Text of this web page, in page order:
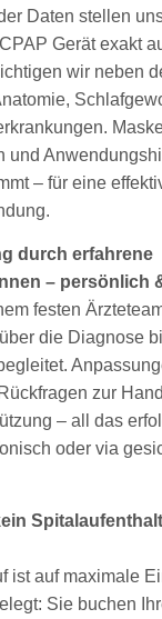
Daten stellen
Gerät exakt
wir neben
und
– für eine
durch erfahrene
– persönlich
festen
die Diagnose
zur
– all das
oder via
ist auf maximale
Sie buchen